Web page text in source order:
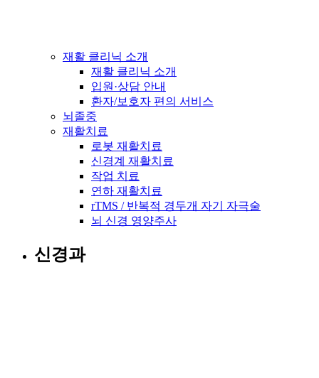
재활 클리닉 소개
재활 클리닉 소개
입원·상담 안내
환자/보호자 편의 서비스
뇌졸중
재활치료
로봇 재활치료
신경계 재활치료
작업 치료
연하 재활치료
rTMS / 반복적 경두개 자기 자극술
뇌 신경 영양주사
신경과